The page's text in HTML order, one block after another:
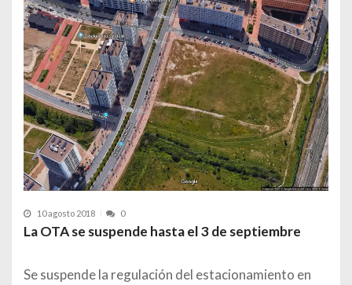
10 agosto 2018 0
La OTA se suspende hasta el 3 de septiembre
Se suspende la regulación del estacionamiento en